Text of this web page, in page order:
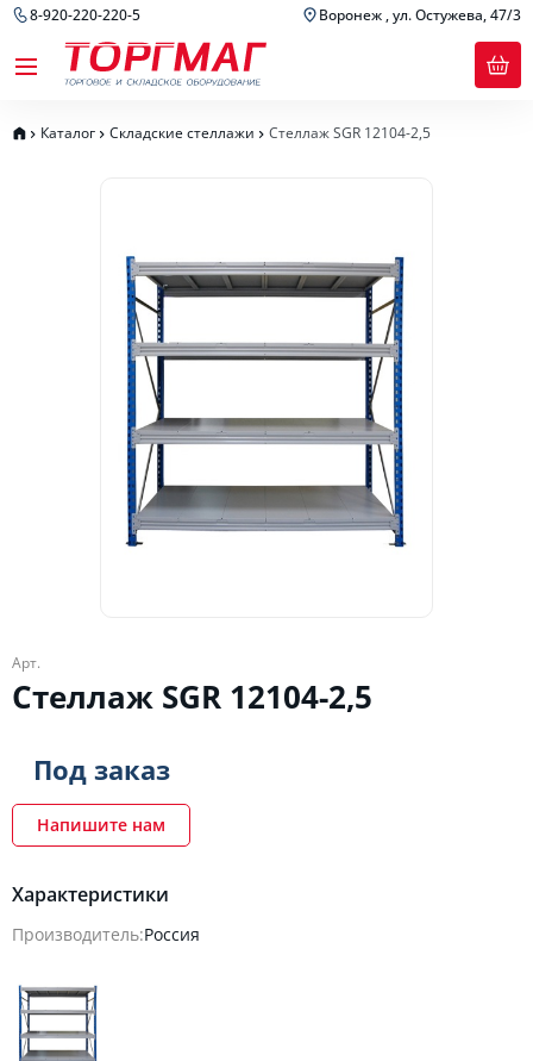
8-920-220-220-5 Воронеж , ул. Остужева, 47/3
Каталог Складские стеллажи Стеллаж SGR 12104-2,5
Арт.
Стеллаж SGR 12104-2,5
Характеристики
Производитель:Россия
Под заказ
Напишите нам